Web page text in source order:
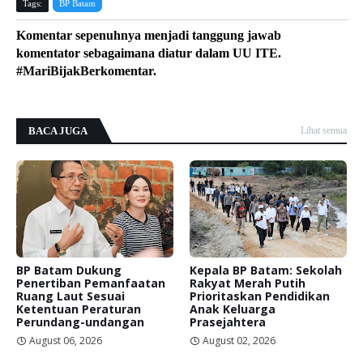
Tags: BP Batam
Komentar sepenuhnya menjadi tanggung jawab
komentator sebagaimana diatur dalam UU ITE.
#MariBijakBerkomentar.
BACA JUGA Lihat semua
BP Batam Dukung
Penertiban Pemanfaatan
Ruang Laut Sesuai
Ketentuan Peraturan
Perundang-undangan
August 06, 2026
Kepala BP Batam: Sekolah
Rakyat Merah Putih
Prioritaskan Pendidikan
Anak Keluarga
Prasejahtera
August 02, 2026